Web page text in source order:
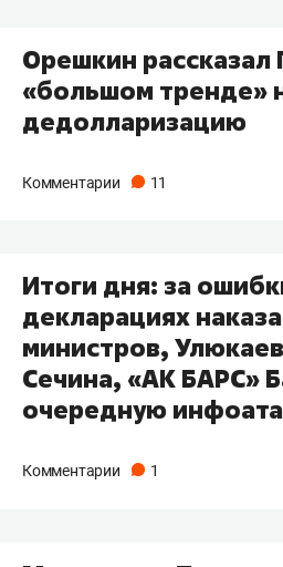
Орешкин рассказал
«большом тренде»
дедолларизацию
Комментарии 11
Итоги дня: за
декларациях
министров,
Сечина, «АК БАРС»
очередную
Комментарии 1